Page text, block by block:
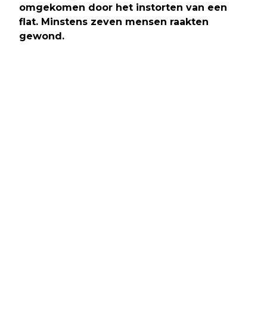
omgekomen door het instorten van een
flat. Minstens zeven mensen raakten
gewond.